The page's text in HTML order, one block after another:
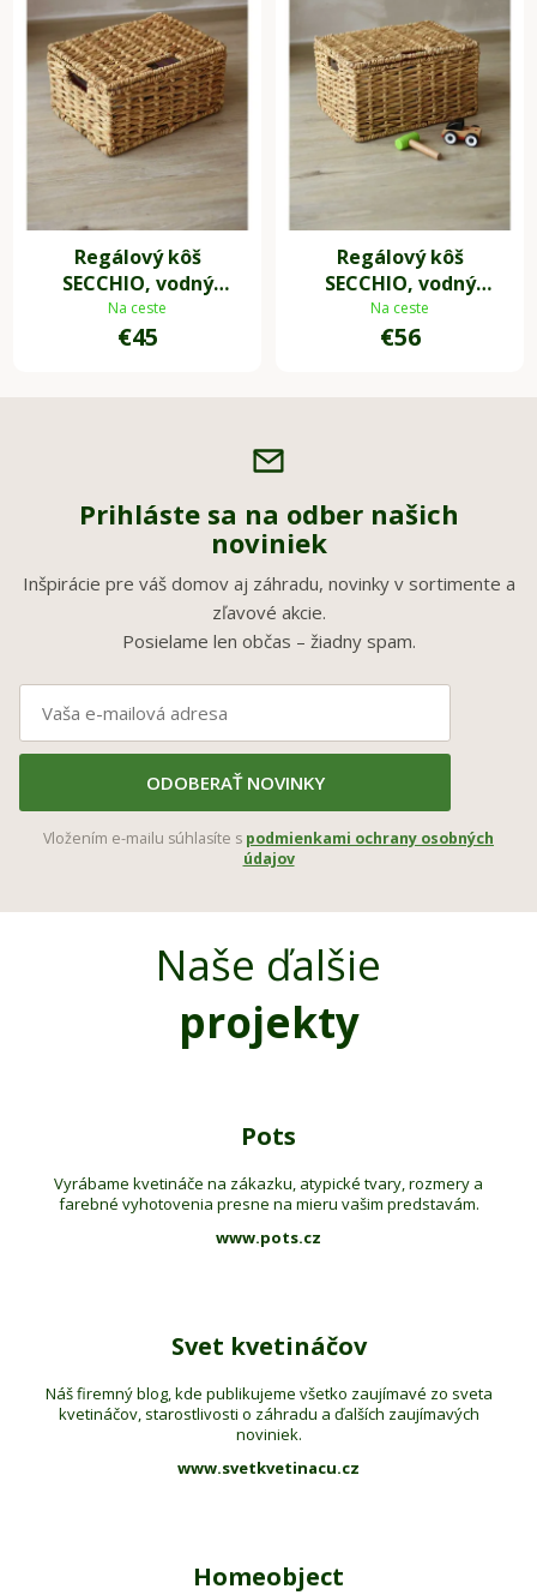
Regálový kôš
SECCHIO, vodný
hyacint, 39x28x20 cm,
natur
Na ceste
€45
Regálový kôš
SECCHIO, vodný
hyacint, 43x32x23 cm,
natur
Na ceste
€56
Prihláste sa na odber našich
noviniek
Inšpirácie pre váš domov aj záhradu, novinky v sortimente a
zľavové akcie.
Posielame len občas – žiadny spam.
ODOBERAŤ NOVINKY
Vložením e-mailu súhlasíte s podmienkami ochrany osobných
údajov
Naše ďalšie
projekty
Pots
Vyrábame kvetináče na zákazku, atypické tvary, rozmery a
farebné vyhotovenia presne na mieru vašim predstavám.
www.pots.cz
Svet kvetináčov
Náš firemný blog, kde publikujeme všetko zaujímavé zo sveta
kvetináčov, starostlivosti o záhradu a ďalších zaujímavých
noviniek.
www.svetkvetinacu.cz
Homeobject